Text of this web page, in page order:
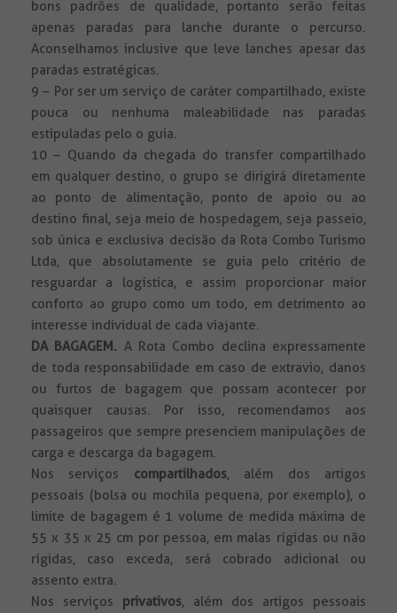
bons padrões de qualidade, portanto serão feitas
apenas paradas para lanche durante o percurso.
Aconselhamos inclusive que leve lanches apesar das
paradas estratégicas.
9 – Por ser um serviço de caráter compartilhado, existe
pouca ou nenhuma maleabilidade nas paradas
estipuladas pelo o guia.
10 – Quando da chegada do transfer compartilhado
em qualquer destino, o grupo se dirigirá diretamente
ao ponto de alimentação, ponto de apoio ou ao
destino final, seja meio de hospedagem, seja passeio,
sob única e exclusiva decisão da Rota Combo Turismo
Ltda, que absolutamente se guia pelo critério de
resguardar a logística, e assim proporcionar maior
conforto ao grupo como um todo, em detrimento ao
interesse individual de cada viajante.
DA BAGAGEM. A Rota Combo declina expressamente
de toda responsabilidade em caso de extravio, danos
ou furtos de bagagem que possam acontecer por
quaisquer causas. Por isso, recomendamos aos
passageiros que sempre presenciem manipulações de
carga e descarga da bagagem.
Nos serviços compartilhados, além dos artigos
pessoais (bolsa ou mochila pequena, por exemplo), o
limite de bagagem é 1 volume de medida máxima de
55 x 35 x 25 cm por pessoa, em malas rígidas ou não
rígidas, caso exceda, será cobrado adicional ou
assento extra.
Nos serviços privativos, além dos artigos pessoais